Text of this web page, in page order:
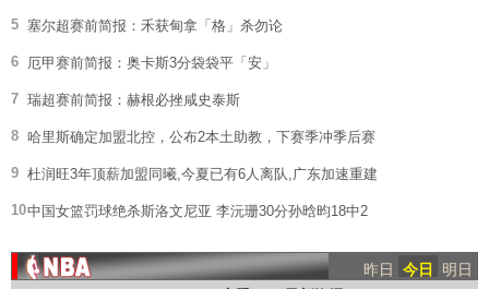
5 塞尔超赛前简报：禾获甸拿「格」杀勿论
6 厄甲赛前简报：奥卡斯3分袋袋平「安」
7 瑞超赛前简报：赫根必挫咸史泰斯
8 哈里斯确定加盟北控，公布2本土助教，下赛季冲季后赛
9 杜润旺3年顶薪加盟同曦,今夏已有6人离队,广东加速重建
10中国女篮罚球绝杀斯洛文尼亚 李沅珊30分孙晗昀18中2
昨日 今日
明日